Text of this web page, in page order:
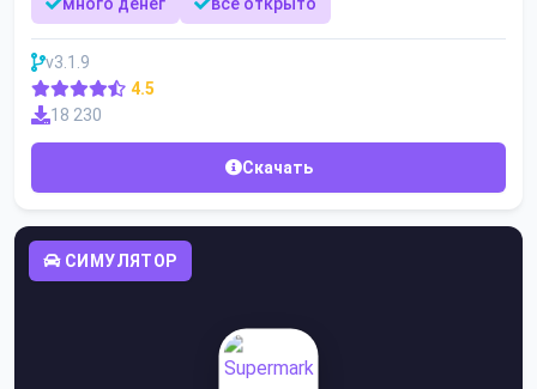
много денег всё открыто
v3.1.9
4.5
18 230
Скачать
СИМУЛЯТОР